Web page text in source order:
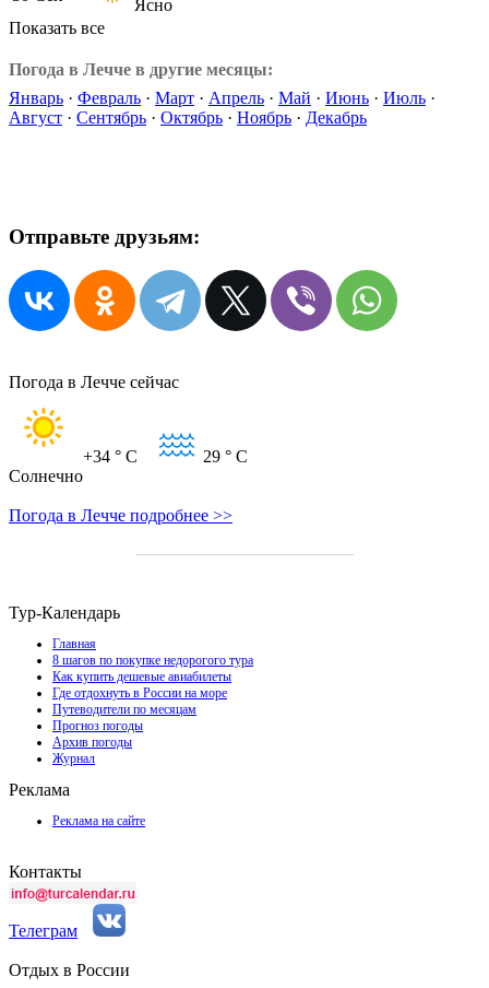
Ясно
Показать все
Погода в Лечче в другие месяцы:
Январь · Февраль · Март · Апрель · Май · Июнь · Июль ·
Август · Сентябрь · Октябрь · Ноябрь · Декабрь
Отправьте друзьям:
Погода в Лечче сейчас
+34 ° C 29 ° C
Солнечно
Погода в Лечче подробнее >>
Тур-Календарь
Главная
8 шагов по покупке недорогого тура
Как купить дешевые авиабилеты
Где отдохнуть в России на море
Путеводители по месяцам
Прогноз погоды
Архив погоды
Журнал
Реклама
Реклама на сайте
Контакты
Телеграм
Отдых в России